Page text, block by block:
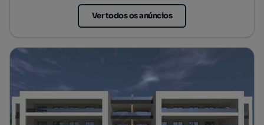
Ver todos os anúncios